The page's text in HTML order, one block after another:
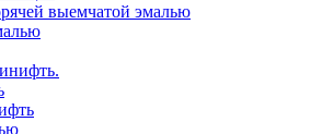
выемчатой эмалью